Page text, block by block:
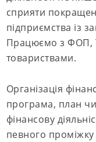
сприяти
підприємства із
Працюємо з ФОП,
товариствами.
Організація
програма, план
фінансову
певного